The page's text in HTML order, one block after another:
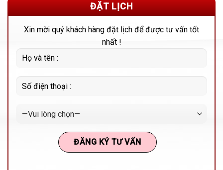
ĐẶT LỊCH
Xin mời quý khách hàng đặt lịch để được tư vấn tốt
nhất !